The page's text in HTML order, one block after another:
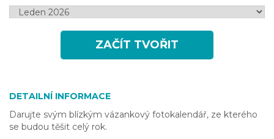
DETAILNÍ INFORMACE
Darujte svým blízkým vázankový fotokalendář, ze kterého
se budou těšit celý rok.
ZAČÍT TVOŘIT